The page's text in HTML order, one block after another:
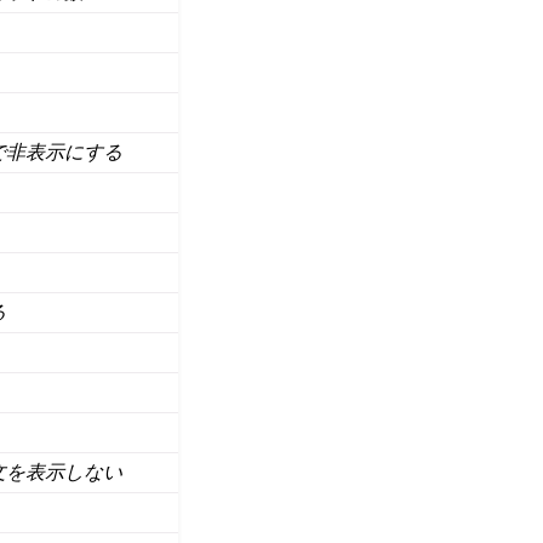
表示にする
を表示しない